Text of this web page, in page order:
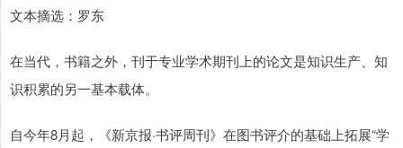
文本摘选：罗东
在当代，书籍之外，刊于专业学术期刊上的论文是知识生产、知
识积累的另一基本载体。
自今年8月起，《新京报·书评周刊》在图书评介的基础上拓展“学